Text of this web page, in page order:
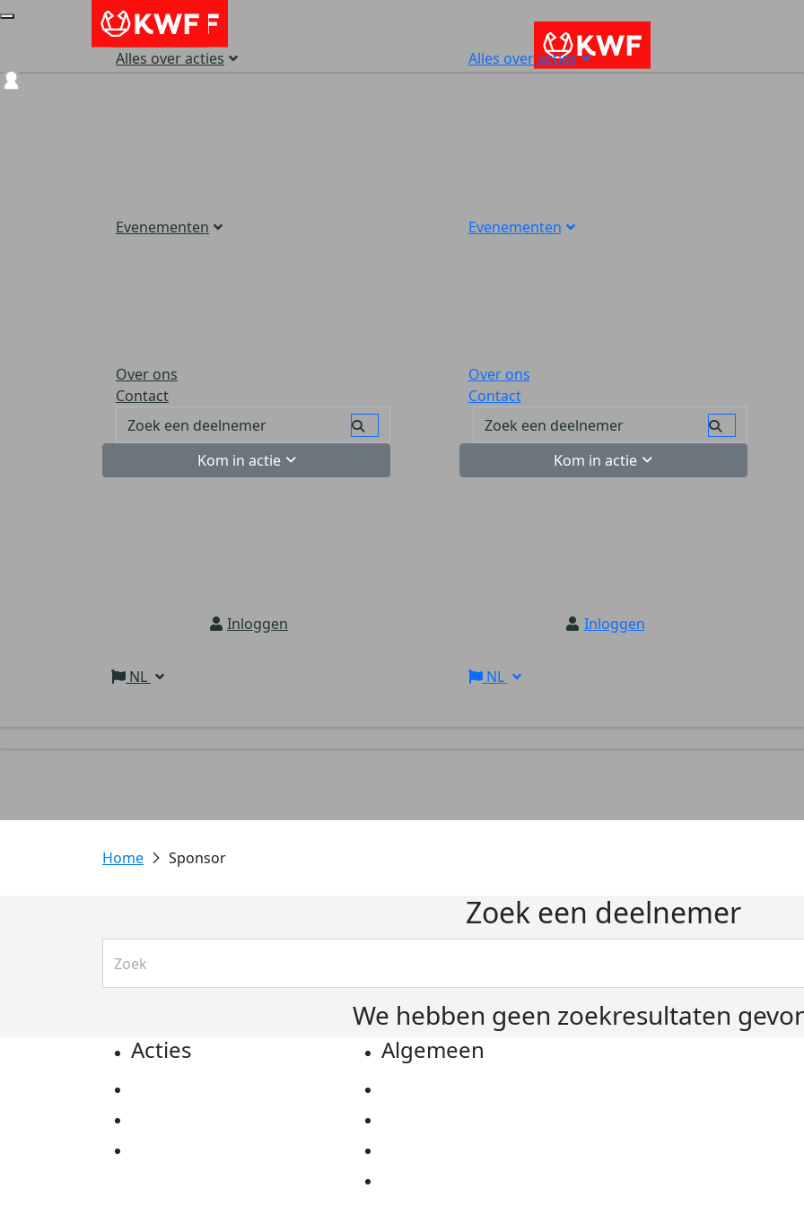
Alles over acties
Evenementen
Over ons
Contact
Kom in actie
Inloggen
NL
Alles over acties
Evenementen
Over ons
Contact
Kom in actie
Inloggen
NL
Sponsor
Zoek een deelnemer
We hebben geen zoekresultaten
Acties Algemeen